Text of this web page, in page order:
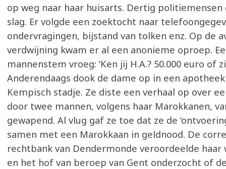
op weg naar haar huisarts. Dertig politiemensen
slag. Er volgde een zoektocht naar
ondervragingen, bijstand van tolken enz. Op de
verdwijning kwam er al een anonieme oproep.
mannenstem vroeg: ‘Ken jij H.A.? 50.000 euro of zij
Anderendaags dook de dame op in een
Kempisch stadje. Ze diste een verhaal op over
door twee mannen, volgens haar Marokkanen,
gewapend. Al vlug gaf ze toe dat ze de
samen met een Marokkaan in geldnood. De
rechtbank van Dendermonde veroordeelde haar
en het hof van beroep van Gent onderzocht of